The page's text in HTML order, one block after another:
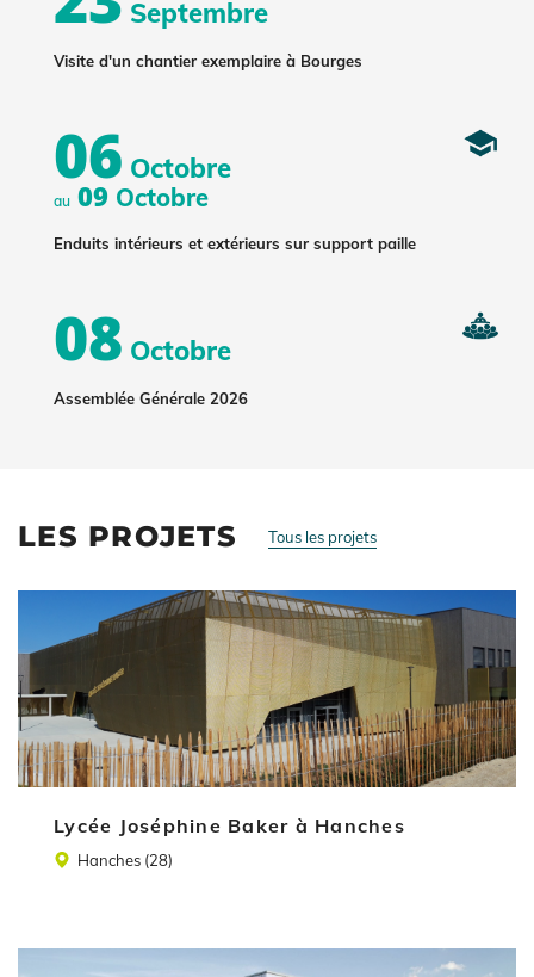
Septembre
Visite d'un chantier exemplaire à Bourges
06 Octobre
au 09 Octobre
Enduits intérieurs et extérieurs sur support paille
08 Octobre
Assemblée Générale 2026
LES PROJETS Tous les projets
Lycée Joséphine Baker à Hanches
Hanches (28)